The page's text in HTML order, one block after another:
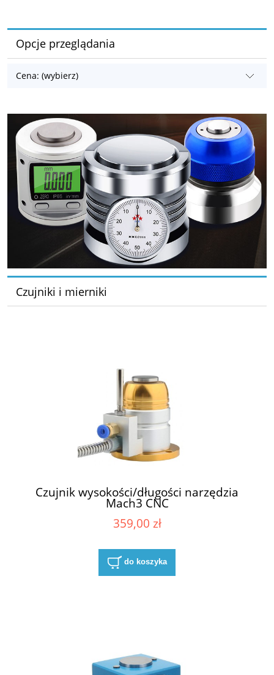
Opcje przeglądania
Cena: (wybierz)
Czujniki i mierniki
Czujnik wysokości/długości narzędzia
Mach3 CNC
359,00 zł
do koszyka